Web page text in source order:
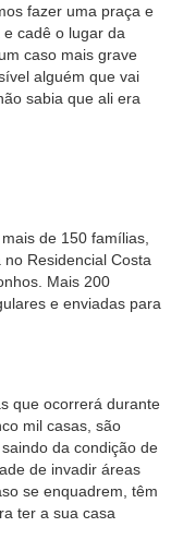
fazer uma praça e
cadê o lugar da
caso mais grave
alguém que vai
sabia que ali era
de 150 famílias,
Residencial Costa
Mais 200
e enviadas para
que ocorrerá durante
mil casas, são
da condição de
de invadir áreas
se enquadrem, têm
ter a sua casa